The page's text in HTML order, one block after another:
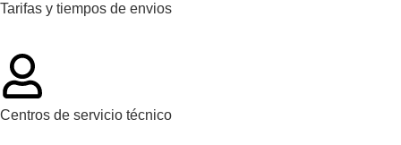
Tarifas y tiempos de envios
Centros de servicio técnico